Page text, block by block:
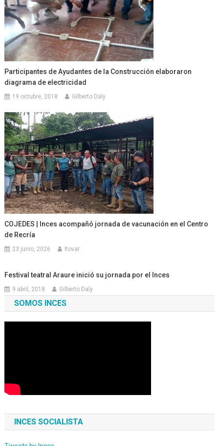
Participantes de Ayudantes de la Construcción elaboraron
diagrama de electricidad
19 octubre, 2018 Gilberto Daly
COJEDES | Inces acompañó jornada de vacunación en el Centro
de Recría
23 junio, 2026 ltovar
Festival teatral Araure inició su jornada por el Inces
9 abril, 2018 Gilberto Daly
SOMOS INCES
INCES SOCIALISTA